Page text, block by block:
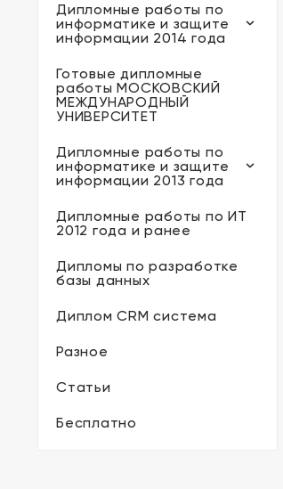
Дипломные работы по
информатике и защите
информации 2014 года
Готовые дипломные
работы МОСКОВСКИЙ
МЕЖДУНАРОДНЫЙ
УНИВЕРСИТЕТ
Дипломные работы по
информатике и защите
информации 2013 года
Дипломные работы по ИТ
2012 года и ранее
Дипломы по разработке
базы данных
Диплом CRM система
Разное
Статьи
Бесплатно